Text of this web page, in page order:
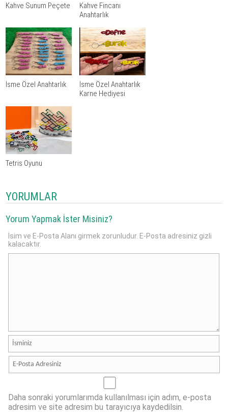
Kahve Sunum Peçete
Kahve Fincanı
Anahtarlık
İsme Özel Anahtarlık
İsme Özel Anahtarlık
Karne Hediyesi
Tetris Oyunu
YORUMLAR
Yorum Yapmak İster Misiniz?
İsim ve E-Posta Alanı girmek zorunludur. E-Posta adresiniz gizli
kalacaktır.
Daha sonraki yorumlarımda kullanılması için adım, e-posta
adresim ve site adresim bu tarayıcıya kaydedilsin.